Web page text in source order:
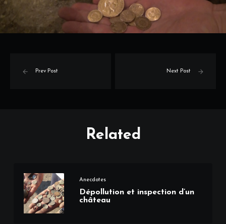
Prev Post Next Post
Related
Anecdotes
Dépollution et inspection d’un
château